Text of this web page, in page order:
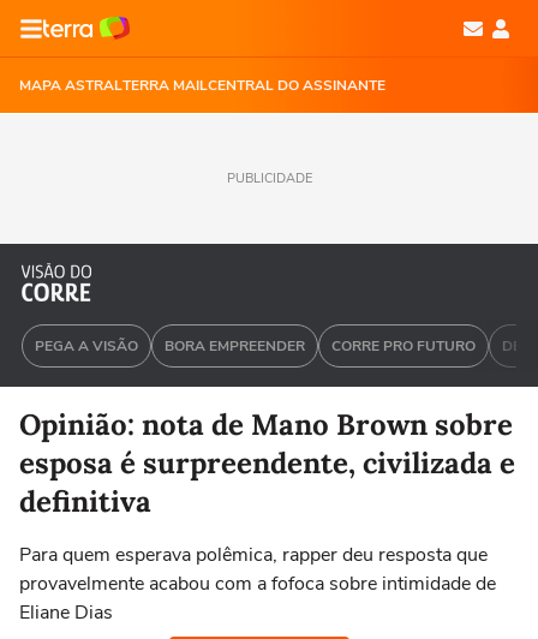
MAPA ASTRALTERRA MAILCENTRAL DO ASSINANTE
PUBLICIDADE
PEGA A VISÃO BORA EMPREENDER CORRE PRO FUTURO DEU
Opinião: nota de Mano Brown sobre
esposa é surpreendente, civilizada e
definitiva
Para quem esperava polêmica, rapper deu resposta que
provavelmente acabou com a fofoca sobre intimidade de
Eliane Dias